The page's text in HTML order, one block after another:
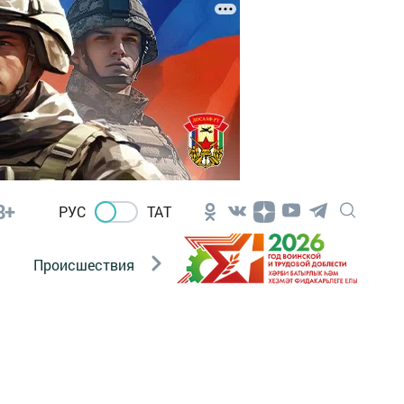
РУС ТАТ
Происшествия Новости Госавтоинспекции